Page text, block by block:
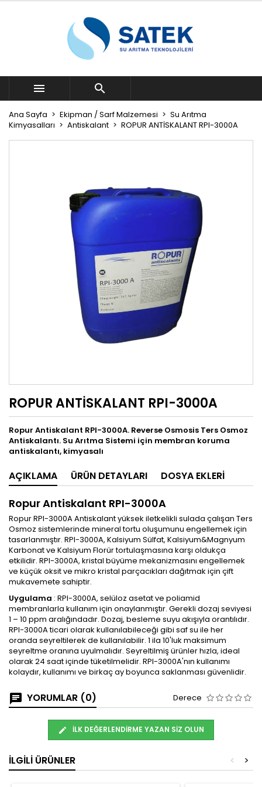
 
Ana Sayfa Ekipman / Sarf Malzemesi
Su Arıtma
Kimyasalları
Antiskalant ROPUR ANTİSKALANT RPI-3000A
ROPUR ANTİSKALANT RPI-3000A
Ropur Antiskalant RPI-3000A. Reverse Osmosis Ters Osmoz
Antiskalantı. Su Arıtma Sistemi için membran koruma
antiskalantı, kimyasalı
AÇIKLAMA ÜRÜN DETAYLARI DOSYA EKLERI
Ropur Antiskalant RPI-3000A
Ropur RPI-3000A Antiskalant yüksek iletkelikli sulada çalışan Ters
Osmoz sistemlerinde mineral tortu oluşumunu engellemek için
tasarlanmıştır. RPI-3000A, Kalsiyum Sülfat, Kalsiyum&Magnyum
Karbonat ve Kalsiyum Florür tortulaşmasına karşı oldukça
etkilidir. RPI-3000A, kristal büyüme mekanizmasını engellemek
ve küçük oksit ve mikro kristal parçacıkları dağıtmak için çift
mukavemete sahiptir.
Uygulama : RPI-3000A, selüloz asetat ve poliamid
membranlarla kullanım için onaylanmıştır. Gerekli dozaj seviyesi
1 – 10 ppm aralığındadır. Dozaj, besleme suyu akışıyla orantılıdır.
RPI-3000A ticari olarak kullanılabileceği gibi saf su ile her
oranda seyreltilerek de kullanılabilir. 1 ila 10'luk maksimum
seyreltme oranına uyulmalıdır. Seyreltilmiş ürünler hızla, ideal
olarak 24 saat içinde tüketilmelidir. RPI-3000A'nın kullanımı
kolaydır, kullanımı ve birkaç ay boyunca saklanması güvenlidir.
YORUMLAR (0) Derece
İLK DEĞERLENDIRME YAZAN SIZ OLUN
İLGILI ÜRÜNLER >
<